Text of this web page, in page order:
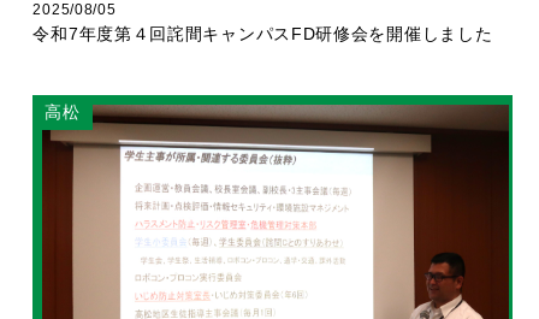
2025/08/05
令和7年度第４回詫間キャンパスFD研修会を開催しました
高松